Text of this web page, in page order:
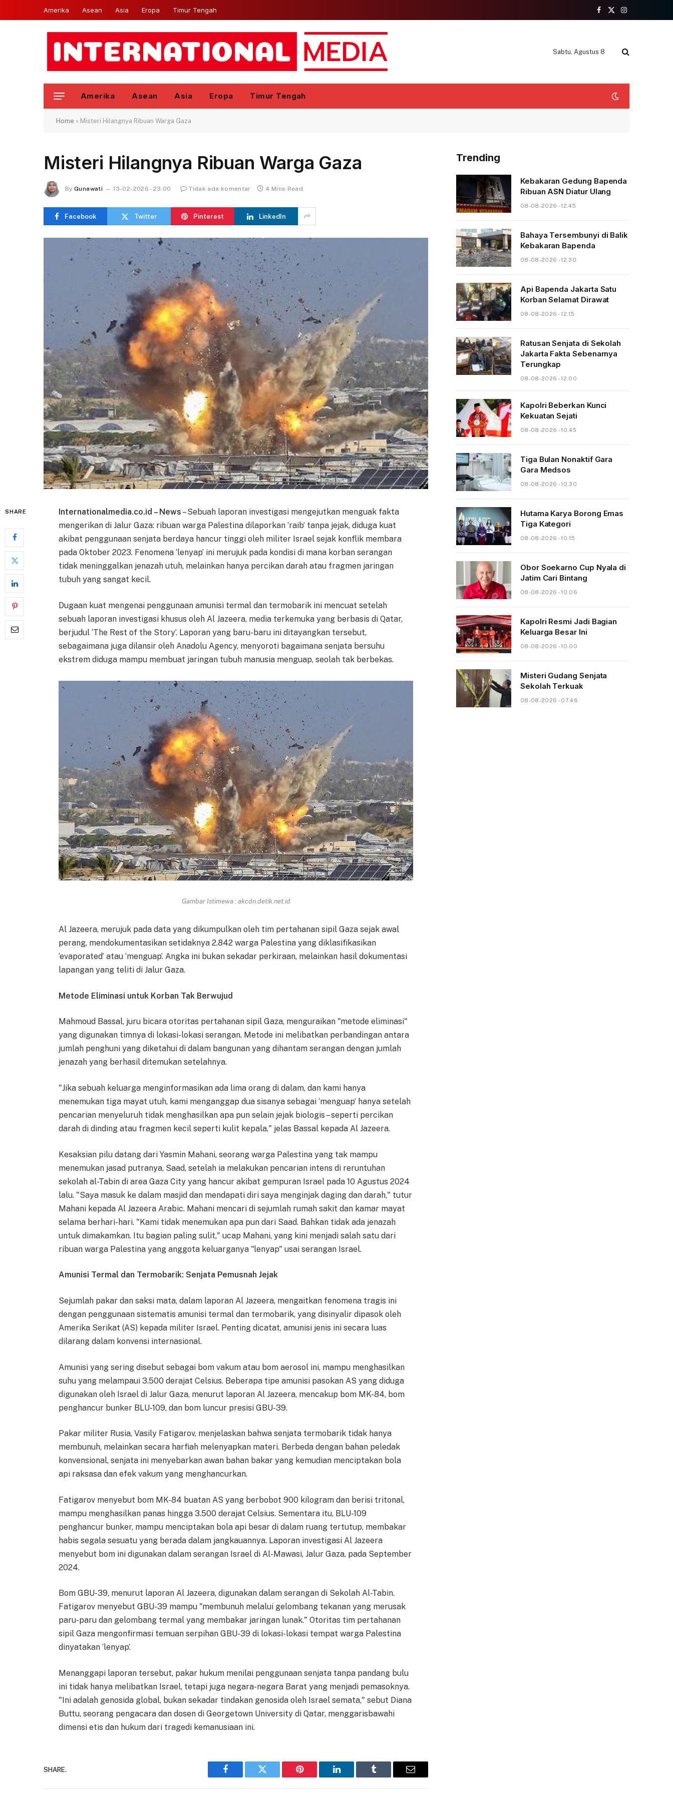
Amerika Asean Asia Eropa Timur Tengah
Facebook
X
Instagram
Sabtu, Agustus 8
Amerika Asean Asia Eropa Timur Tengah
Home » Misteri Hilangnya Ribuan Warga Gaza
Misteri Hilangnya Ribuan Warga Gaza
By Gunawati 13-02-2026 - 23.00 Tidak ada komentar 4 Mins Read
Facebook Twitter Pinterest LinkedIn
SHARE Internationalmedia.co.id – News – Sebuah laporan investigasi mengejutkan menguak fakta
mengerikan di Jalur Gaza: ribuan warga Palestina dilaporkan ‘raib’ tanpa jejak, diduga kuat
akibat penggunaan senjata berdaya hancur tinggi oleh militer Israel sejak konflik membara
pada Oktober 2023. Fenomena ‘lenyap’ ini merujuk pada kondisi di mana korban serangan
tidak meninggalkan jenazah utuh, melainkan hanya percikan darah atau fragmen jaringan
tubuh yang sangat kecil.
Dugaan kuat mengenai penggunaan amunisi termal dan termobarik ini mencuat setelah
sebuah laporan investigasi khusus oleh Al Jazeera, media terkemuka yang berbasis di Qatar,
berjudul ‘The Rest of the Story’. Laporan yang baru-baru ini ditayangkan tersebut,
sebagaimana juga dilansir oleh Anadolu Agency, menyoroti bagaimana senjata bersuhu
ekstrem diduga mampu membuat jaringan tubuh manusia menguap, seolah tak berbekas.
Gambar Istimewa : akcdn.detik.net.id
Al Jazeera, merujuk pada data yang dikumpulkan oleh tim pertahanan sipil Gaza sejak awal
perang, mendokumentasikan setidaknya 2.842 warga Palestina yang diklasifikasikan
‘evaporated’ atau ‘menguap’. Angka ini bukan sekadar perkiraan, melainkan hasil dokumentasi
lapangan yang teliti di Jalur Gaza.
Metode Eliminasi untuk Korban Tak Berwujud
Mahmoud Bassal, juru bicara otoritas pertahanan sipil Gaza, menguraikan "metode eliminasi"
yang digunakan timnya di lokasi-lokasi serangan. Metode ini melibatkan perbandingan antara
jumlah penghuni yang diketahui di dalam bangunan yang dihantam serangan dengan jumlah
jenazah yang berhasil ditemukan setelahnya.
"Jika sebuah keluarga menginformasikan ada lima orang di dalam, dan kami hanya
menemukan tiga mayat utuh, kami menganggap dua sisanya sebagai ‘menguap’ hanya setelah
pencarian menyeluruh tidak menghasilkan apa pun selain jejak biologis – seperti percikan
darah di dinding atau fragmen kecil seperti kulit kepala," jelas Bassal kepada Al Jazeera.
Kesaksian pilu datang dari Yasmin Mahani, seorang warga Palestina yang tak mampu
menemukan jasad putranya, Saad, setelah ia melakukan pencarian intens di reruntuhan
sekolah al-Tabin di area Gaza City yang hancur akibat gempuran Israel pada 10 Agustus 2024
lalu. "Saya masuk ke dalam masjid dan mendapati diri saya menginjak daging dan darah," tutur
Mahani kepada Al Jazeera Arabic. Mahani mencari di sejumlah rumah sakit dan kamar mayat
selama berhari-hari. "Kami tidak menemukan apa pun dari Saad. Bahkan tidak ada jenazah
untuk dimakamkan. Itu bagian paling sulit," ucap Mahani, yang kini menjadi salah satu dari
ribuan warga Palestina yang anggota keluarganya "lenyap" usai serangan Israel.
Amunisi Termal dan Termobarik: Senjata Pemusnah Jejak
Sejumlah pakar dan saksi mata, dalam laporan Al Jazeera, mengaitkan fenomena tragis ini
dengan penggunaan sistematis amunisi termal dan termobarik, yang disinyalir dipasok oleh
Amerika Serikat (AS) kepada militer Israel. Penting dicatat, amunisi jenis ini secara luas
dilarang dalam konvensi internasional.
Amunisi yang sering disebut sebagai bom vakum atau bom aerosol ini, mampu menghasilkan
suhu yang melampaui 3.500 derajat Celsius. Beberapa tipe amunisi pasokan AS yang diduga
digunakan oleh Israel di Jalur Gaza, menurut laporan Al Jazeera, mencakup bom MK-84, bom
penghancur bunker BLU-109, dan bom luncur presisi GBU-39.
Pakar militer Rusia, Vasily Fatigarov, menjelaskan bahwa senjata termobarik tidak hanya
membunuh, melainkan secara harfiah melenyapkan materi. Berbeda dengan bahan peledak
konvensional, senjata ini menyebarkan awan bahan bakar yang kemudian menciptakan bola
api raksasa dan efek vakum yang menghancurkan.
Fatigarov menyebut bom MK-84 buatan AS yang berbobot 900 kilogram dan berisi tritonal,
mampu menghasilkan panas hingga 3.500 derajat Celsius. Sementara itu, BLU-109
penghancur bunker, mampu menciptakan bola api besar di dalam ruang tertutup, membakar
habis segala sesuatu yang berada dalam jangkauannya. Laporan investigasi Al Jazeera
menyebut bom ini digunakan dalam serangan Israel di Al-Mawasi, Jalur Gaza, pada September
2024.
Bom GBU-39, menurut laporan Al Jazeera, digunakan dalam serangan di Sekolah Al-Tabin.
Fatigarov menyebut GBU-39 mampu "membunuh melalui gelombang tekanan yang merusak
paru-paru dan gelombang termal yang membakar jaringan lunak." Otoritas tim pertahanan
sipil Gaza mengonfirmasi temuan serpihan GBU-39 di lokasi-lokasi tempat warga Palestina
dinyatakan ‘lenyap’.
Menanggapi laporan tersebut, pakar hukum menilai penggunaan senjata tanpa pandang bulu
ini tidak hanya melibatkan Israel, tetapi juga negara-negara Barat yang menjadi pemasoknya.
"Ini adalah genosida global, bukan sekadar tindakan genosida oleh Israel semata," sebut Diana
Buttu, seorang pengacara dan dosen di Georgetown University di Qatar, menggarisbawahi
dimensi etis dan hukum dari tragedi kemanusiaan ini.
SHARE.
Facebook Twitter Pinterest LinkedIn Tumblr Email
Trending
Kebakaran Gedung Bapenda
Ribuan ASN Diatur Ulang
08-08-2026 - 12.45
Bahaya Tersembunyi di Balik
Kebakaran Bapenda
08-08-2026 - 12.30
Api Bapenda Jakarta Satu
Korban Selamat Dirawat
08-08-2026 - 12.15
Ratusan Senjata di Sekolah
Jakarta Fakta Sebenarnya
Terungkap
08-08-2026 - 12.00
Kapolri Beberkan Kunci
Kekuatan Sejati
08-08-2026 - 10.45
Tiga Bulan Nonaktif Gara
Gara Medsos
08-08-2026 - 10.30
Hutama Karya Borong Emas
Tiga Kategori
08-08-2026 - 10.15
Obor Soekarno Cup Nyala di
Jatim Cari Bintang
08-08-2026 - 10.06
Kapolri Resmi Jadi Bagian
Keluarga Besar Ini
08-08-2026 - 10.00
Misteri Gudang Senjata
Sekolah Terkuak
08-08-2026 - 07.46